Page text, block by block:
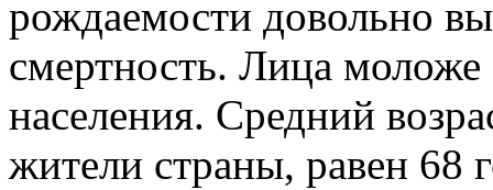
рождаемости довольно
смертность. Лица моложе
населения. Средний
жители страны, равен 68